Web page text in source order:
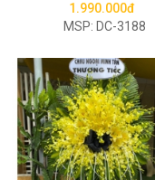
1.990.000đ
MSP: DC-3188